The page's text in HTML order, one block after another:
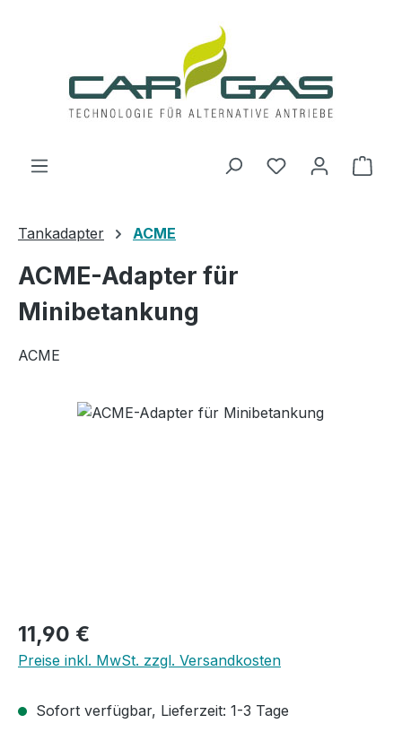
Du hast 0
Tankadapter ACME
ACME-Adapter für
Minibetankung
ACME
Bildergalerie überspringen
Regulärer Preis:
11,90 €
Preise inkl. MwSt. zzgl. Versandkosten
Sofort verfügbar, Lieferzeit: 1-3 Tage